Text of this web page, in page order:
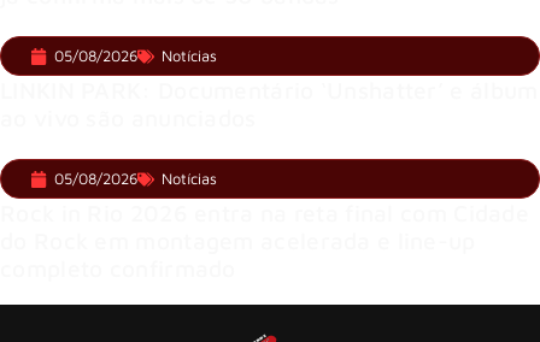
05/08/2026 Notícias
05/08/2026 Notícias